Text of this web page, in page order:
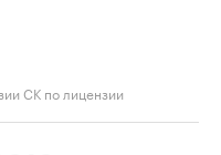
СК по лицензии